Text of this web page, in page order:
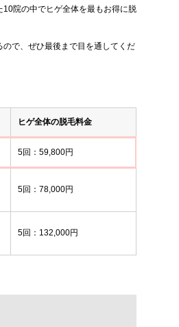
院の中でヒゲ全体を最もお得に脱
で、ぜひ最後まで目を通してくだ
ヒゲ全体の脱毛料金
5回：59,800円
5回：78,000円
5回：132,000円